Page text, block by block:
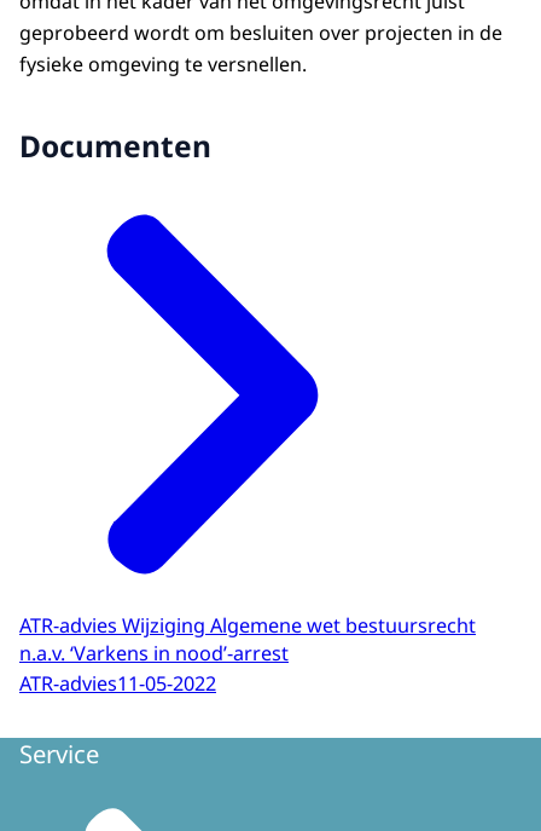
geprobeerd wordt om besluiten over projecten in de
fysieke omgeving te versnellen.
Documenten
ATR-advies Wijziging Algemene wet bestuursrecht
n.a.v. ‘Varkens in nood’-arrest
ATR-advies11-05-2022
Service